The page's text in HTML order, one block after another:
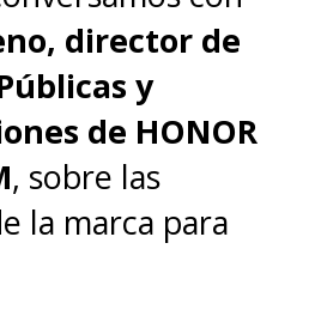
director de
y
de HONOR
, sobre las
la marca para